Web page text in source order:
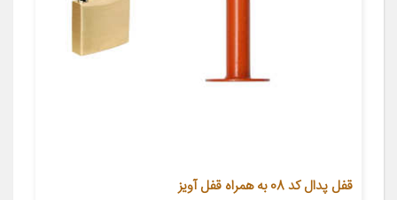
قفل پدال کد 08 به همراه قفل آویز